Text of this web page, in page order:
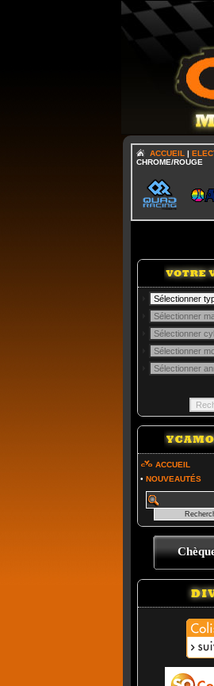
ACCUEIL |
CHROME/ROUGE
ACCUEIL
• NOUVEAUTÉS